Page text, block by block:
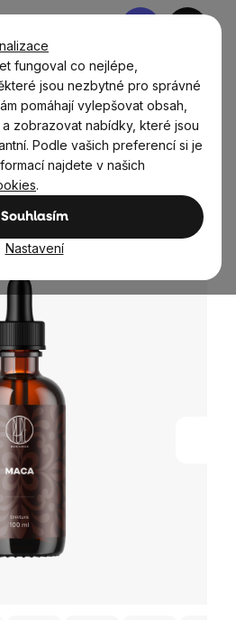
fungoval co nejlépe,
jsou nezbytné pro správné
pomáhají vylepšovat obsah,
zobrazovat nabídky, které jsou
Podle vašich preferencí si je
najdete v našich
.
Souhlasím
Nastavení
Nákupní
Maca
tinktura 1:5, 100 ml